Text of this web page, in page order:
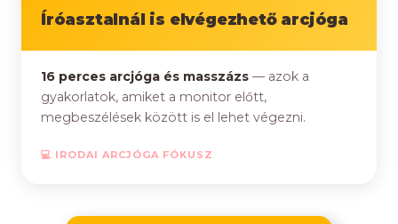
Íróasztalnál is elvégezhető arcjóga
16 perces arcjóga és masszázs — azok a
gyakorlatok, amiket a monitor előtt,
megbeszélések között is el lehet végezni.
💻 IRODAI ARCJÓGA FÓKUSZ